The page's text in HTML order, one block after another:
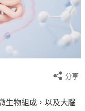
分享
生物組成，以及大腦